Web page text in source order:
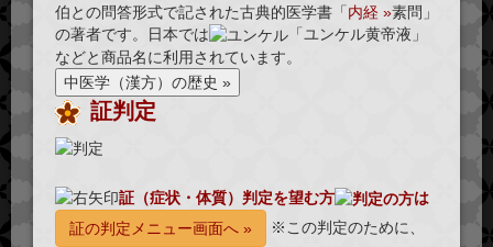
伯との問答形式で記された古典的医学書「内経 »素問」
の著者です。日本では
「ユンケル黄帝液」
などと商品名に利用されています。
証判定
証（症状・体質）判定を望む方
は
証の判定メニュー画面へ »
※この判定のために、